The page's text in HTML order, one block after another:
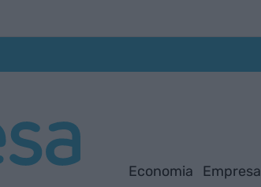
Economia Empresa